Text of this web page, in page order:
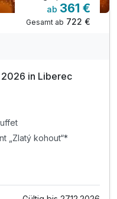
ab 361 €
Gesamt ab 722 €
in Liberec
„Zlatý kohout“*